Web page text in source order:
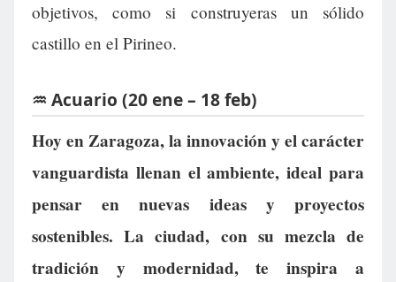
objetivos, como si construyeras un sólido
castillo en el Pirineo.
♒ Acuario (20 ene – 18 feb)
Hoy en Zaragoza, la innovación y el carácter
vanguardista llenan el ambiente, ideal para
pensar en nuevas ideas y proyectos
sostenibles. La ciudad, con su mezcla de
tradición y modernidad, te inspira a